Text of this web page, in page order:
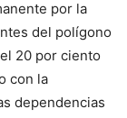
por la
del polígono
20 por ciento
con la
dependencias